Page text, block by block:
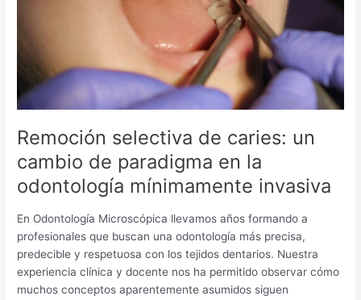
Remoción selectiva de caries: un
cambio de paradigma en la
odontología mínimamente invasiva
En Odontología Microscópica llevamos años formando a
profesionales que buscan una odontología más precisa,
predecible y respetuosa con los tejidos dentarios. Nuestra
experiencia clínica y docente nos ha permitido observar cómo
muchos conceptos aparentemente asumidos siguen
la
odontología
mínimamente
invasiva